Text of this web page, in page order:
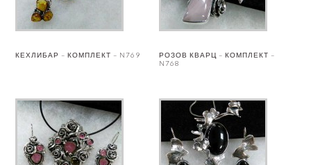
КЕХЛИБАР – КОМПЛЕКТ – N769
РОЗОВ КВАРЦ – КОМПЛЕКТ –
N768